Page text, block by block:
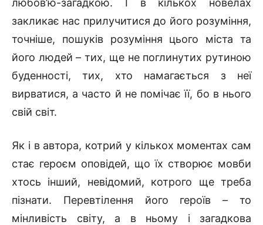
любов’ю-загадкою. І в кількох новелах
закликає нас прилучитися до його розуміння,
точніше, пошуків розуміння цього міста та
його людей – тих, ще не поглинутих рутиною
буденності, тих, хто намагається з неї
вирватися, а часто й не помічає її, бо в нього
свій світ.
Як і в автора, котрий у кількох моментах сам
стає героєм оповідей, що їх створює мовби
хтось інший, невідомий, котрого ще треба
пізнати. Перевтілення його героїв – то
мінливість світу, а в ньому і загадкова